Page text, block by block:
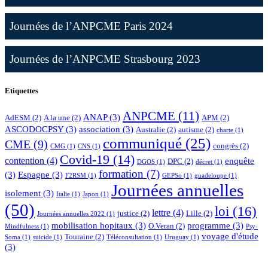
Journées de l’ANPCME Paris 2024
Journées de l’ANPCME Strasbourg 2023
Etiquettes
AdESM (2) A la une (2) ANAP(3) ANPCME (11) APM (2)
ASCODOCPSY(3) association (3) Australie (2) autisme (2) charte (1)
CME (9) CMG (1) CNS (1) communiqué (25) congrès (2)
contention (4) Covid-19 (14) DGOS (1) DPC (2) décret (1) enquête
(3) Espagne (3) F2RSM (1) formation (7) GEPSo (1) guadeloupe (1)
isolement (3) Italie (1) Japon (1) Journées annuelles
(50) Journées annuelles 2022 (1) justice (2) lettre (4) Lille (2) loi (16)
Mindfulness (1) mobilisation hopitaux (3) O.Veran (2) programme (3) Psy-
Soma (1) suicide (1) Touraine (2) Téléconsultation (1) Uruguay (1) voyage d'étude
(3)